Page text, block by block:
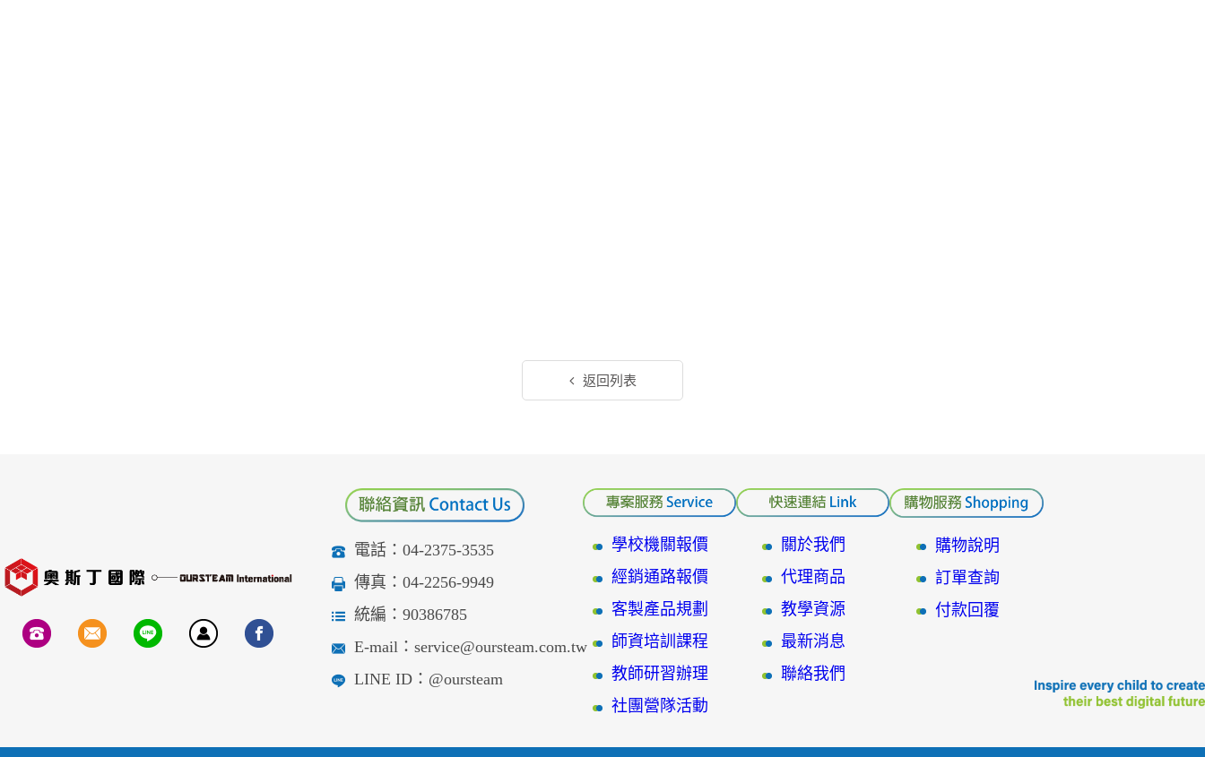
返回列表
電話：04-2375-3535
傳真：04-2256-9949
統編：90386785
E-mail：service@oursteam.com.tw
LINE ID：@oursteam
學校機關報價
經銷通路報價
客製產品規劃
師資培訓課程
教師研習辦理
社團營隊活動
關於我們
代理商品
教學資源
最新消息
聯絡我們
購物說明
訂單查詢
付款回覆